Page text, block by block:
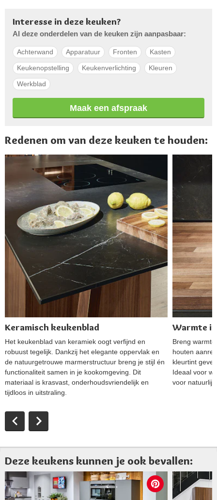
Interesse in deze keuken?
Al deze onderdelen van de keuken zijn aanpasbaar:
Achterwand Apparatuur Fronten Kasten
Keukenopstelling Keukenverlichting Kleuren
Werkblad
Maak een afspraak
Redenen om van deze keuken te houden:
Keramisch keukenblad
Het keukenblad van keramiek oogt verfijnd en
robuust tegelijk. Dankzij het elegante oppervlak en
de natuurgetrouwe marmerstructuur breng je stijl én
functionaliteit samen in je kookomgeving. Dit
materiaal is krasvast, onderhoudsvriendelijk en
tijdloos in uitstraling.
Warmte
Breng
houten
kleurtint
Ideaal voor
voor
Deze keukens kunnen je ook bevallen: